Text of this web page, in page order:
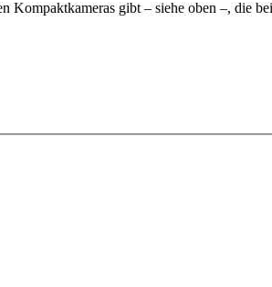
gibt – siehe oben –, die